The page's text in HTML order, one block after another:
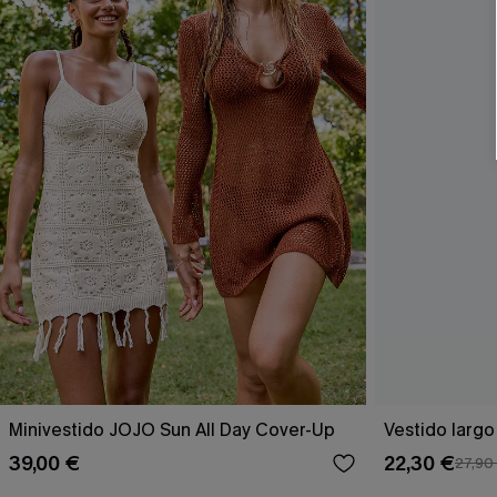
Minivestido JOJO Sun All Day Cover-Up
39,00 €
Vestido
22,30 €